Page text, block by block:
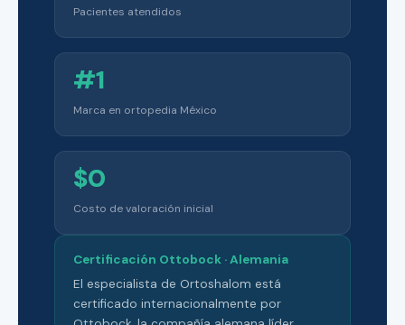
Pacientes atendidos
#1
Marca en ortopedia México
$0
Costo de valoración inicial
Certificación Ottobock · Alemania
El especialista de Ortoshalom está
certificado internacionalmente por